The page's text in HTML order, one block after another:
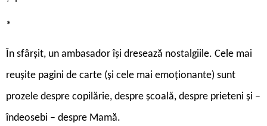
*
În sfârșit, un ambasador își dresează nostalgiile. Cele mai
reușite pagini de carte (și cele mai emoționante) sunt
prozele despre copilărie, despre școală, despre prieteni și –
îndeosebi – despre Mamă.